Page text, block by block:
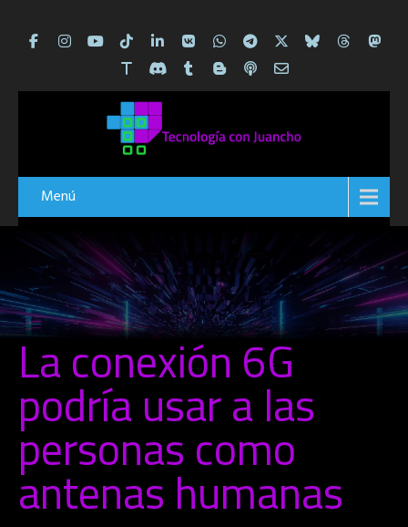
Menú
La conexión 6G
podría usar a las
personas como
antenas humanas